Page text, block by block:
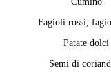
Fagioli rossi,
Patate dolci
Semi di